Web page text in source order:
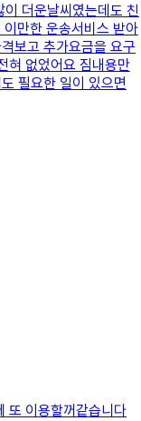
더운날씨였는데도 친
만한 운송서비스 받아
보고 추가요금을 요구
혀 없었어요 짐내용만
필요한 일이 있으면
또 이용할꺼같습니다